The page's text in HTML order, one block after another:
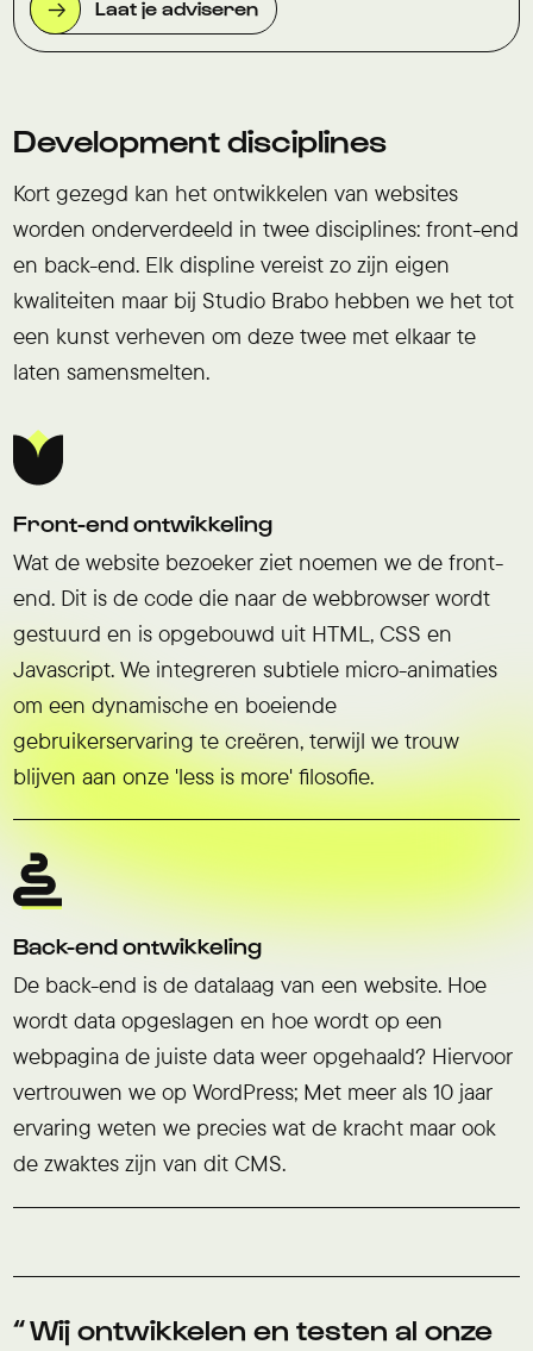
Laat je adviseren
Development disciplines
Kort gezegd kan het ontwikkelen van websites
worden onderverdeeld in twee disciplines: front-end
en back-end. Elk displine vereist zo zijn eigen
kwaliteiten maar bij Studio Brabo hebben we het tot
een kunst verheven om deze twee met elkaar te
laten samensmelten.
Front-end ontwikkeling
Wat de website bezoeker ziet noemen we de front-
end. Dit is de code die naar de webbrowser wordt
gestuurd en is opgebouwd uit HTML, CSS en
Javascript. We integreren subtiele micro-animaties
om een dynamische en boeiende
gebruikerservaring te creëren, terwijl we trouw
blijven aan onze 'less is more' filosofie.
Back-end ontwikkeling
De back-end is de datalaag van een website. Hoe
wordt data opgeslagen en hoe wordt op een
webpagina de juiste data weer opgehaald? Hiervoor
vertrouwen we op WordPress; Met meer als 10 jaar
ervaring weten we precies wat de kracht maar ook
de zwaktes zijn van dit CMS.
Wij ontwikkelen en testen al onze